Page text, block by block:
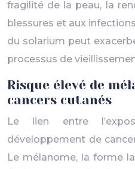
fragilité de la peau, la
blessures et aux
du solarium peut
processus de
Risque élevé de
cancers cutanés
Le lien entre
développement de
Le mélanome, la forme